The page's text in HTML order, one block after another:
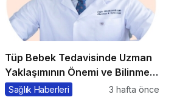
Tüp Bebek Tedavisinde Uzman
Yaklaşımının Önemi ve Bilinmesi
Gerekenler
Sağlık Haberleri 3 hafta önce